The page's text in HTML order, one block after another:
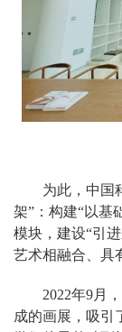
为此，中国
架”：构建“以基
模块，建设“引
艺术相融合、具
2022年9月
成的画展，吸引